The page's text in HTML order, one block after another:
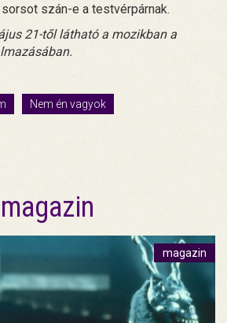
szán-e a testvérpárnak.
21-től látható a mozikban a
Nem én vagyok
magazin